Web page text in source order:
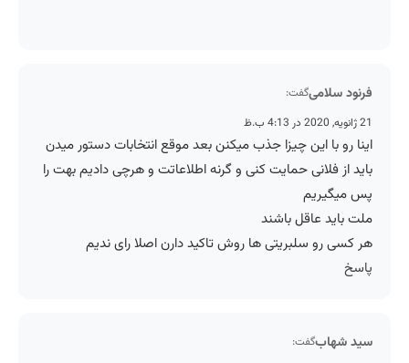
فرنود سلامیگفت:
21 ژانویه, 2020 در 4:13 ب.ظ
اینا رو با این چیزا جذب میکنن بعد موقع انتخابات دستور میدن
باید از فلانی حمایت کنی و گرنه اطلاعاتت و هرچی دادیم بهت را
پس میگیریم
ملت باید عاقل باشند
هر کسی رو سلبریتی ها روش تاکید دارن اصلا رای ندیم
پاسخ
سید شهابگفت: